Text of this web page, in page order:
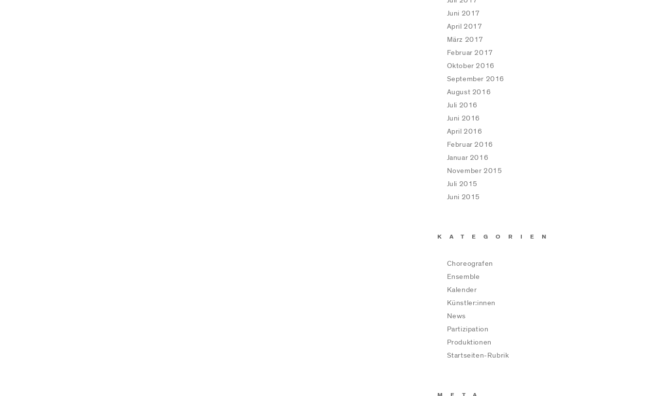
Juni 2017
April 2017
März 2017
Februar 2017
Oktober 2016
September 2016
August 2016
Juli 2016
Juni 2016
April 2016
Februar 2016
Januar 2016
November 2015
Juli 2015
Juni 2015
KATEGORIEN
Choreografen
Ensemble
Kalender
Künstler:innen
News
Partizipation
Produktionen
Startseiten-Rubrik
META